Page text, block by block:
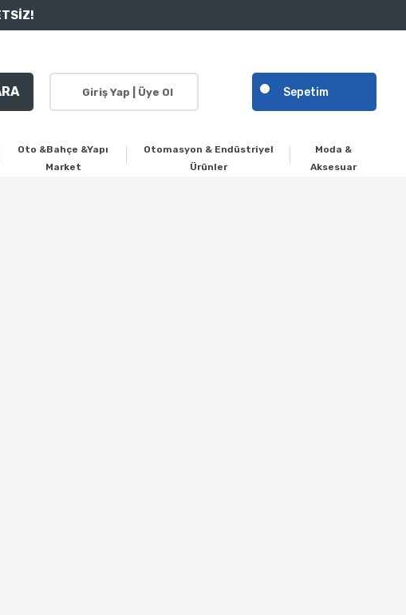
Giriş Yap | Üye Ol Sepetim
Oto &Bahçe &Yapı
Market
Otomasyon & Endüstriyel
Ürünler
Moda &
Aksesuar